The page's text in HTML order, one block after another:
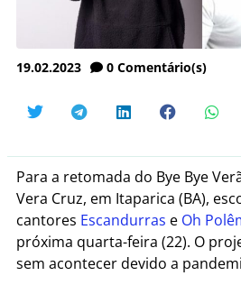
19.02.2023 0 Comentário(s)
Para a retomada do Bye Bye
Vera Cruz, em Itaparica (BA),
cantores Escandurras e Oh
próxima quarta-feira (22). O
sem acontecer devido a